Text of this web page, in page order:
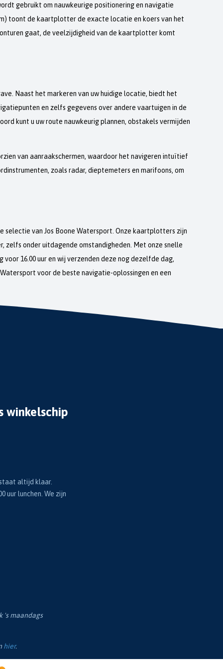
gebruikt om nauwkeurige positionering en navigatie
toont de kaartplotter de exacte locatie en koers van het
gaat, de veelzijdigheid van de kaartplotter komt
Naast het markeren van uw huidige locatie, biedt het
en zelfs gegevens over andere vaartuigen in de
kunt u uw route nauwkeurig plannen, obstakels vermijden
van aanraakschermen, waardoor het navigeren intuïtief
zoals radar, dieptemeters en marifoons, om
van Jos Boone Watersport. Onze kaartplotters zijn
zelfs onder uitdagende omstandigheden. Met onze snelle
16.00 uur en wij verzenden deze nog dezelfde dag,
voor de beste navigatie-oplossingen en een
winkelschip
altijd klaar.
uur lunchen. We zijn
's maandags
hier.